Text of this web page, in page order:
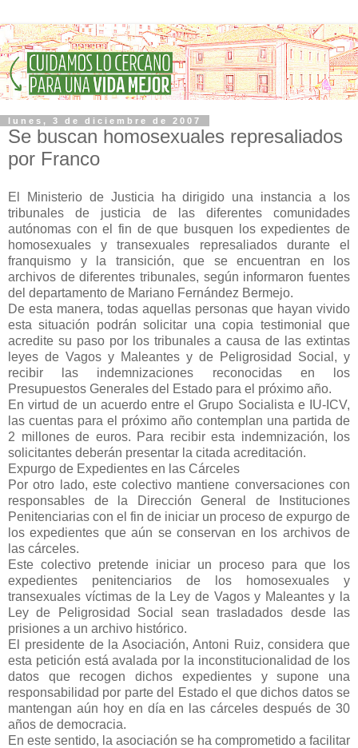
lunes, 3 de diciembre de 2007
Se buscan homosexuales represaliados
por Franco
El Ministerio de Justicia ha dirigido una instancia a los
tribunales de justicia de las diferentes comunidades
autónomas con el fin de que busquen los expedientes de
homosexuales y transexuales represaliados durante el
franquismo y la transición, que se encuentran en los
archivos de diferentes tribunales, según informaron fuentes
del departamento de Mariano Fernández Bermejo.
De esta manera, todas aquellas personas que hayan vivido
esta situación podrán solicitar una copia testimonial que
acredite su paso por los tribunales a causa de las extintas
leyes de Vagos y Maleantes y de Peligrosidad Social, y
recibir las indemnizaciones reconocidas en los
Presupuestos Generales del Estado para el próximo año.
En virtud de un acuerdo entre el Grupo Socialista e IU-ICV,
las cuentas para el próximo año contemplan una partida de
2 millones de euros. Para recibir esta indemnización, los
solicitantes deberán presentar la citada acreditación.
Expurgo de Expedientes en las Cárceles
Por otro lado, este colectivo mantiene conversaciones con
responsables de la Dirección General de Instituciones
Penitenciarias con el fin de iniciar un proceso de expurgo de
los expedientes que aún se conservan en los archivos de
las cárceles.
Este colectivo pretende iniciar un proceso para que los
expedientes penitenciarios de los homosexuales y
transexuales víctimas de la Ley de Vagos y Maleantes y la
Ley de Peligrosidad Social sean trasladados desde las
prisiones a un archivo histórico.
El presidente de la Asociación, Antoni Ruiz, considera que
esta petición está avalada por la inconstitucionalidad de los
datos que recogen dichos expedientes y supone una
responsabilidad por parte del Estado el que dichos datos se
mantengan aún hoy en día en las cárceles después de 30
años de democracia.
En este sentido, la asociación se ha comprometido a facilitar